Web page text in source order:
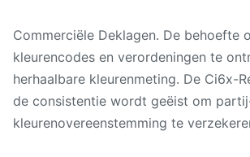
Commerciële Deklagen. De behoefte
kleurencodes en verordeningen te
herhaalbare kleurenmeting. De Ci6x-
de consistentie wordt geëist om
kleurenovereenstemming te